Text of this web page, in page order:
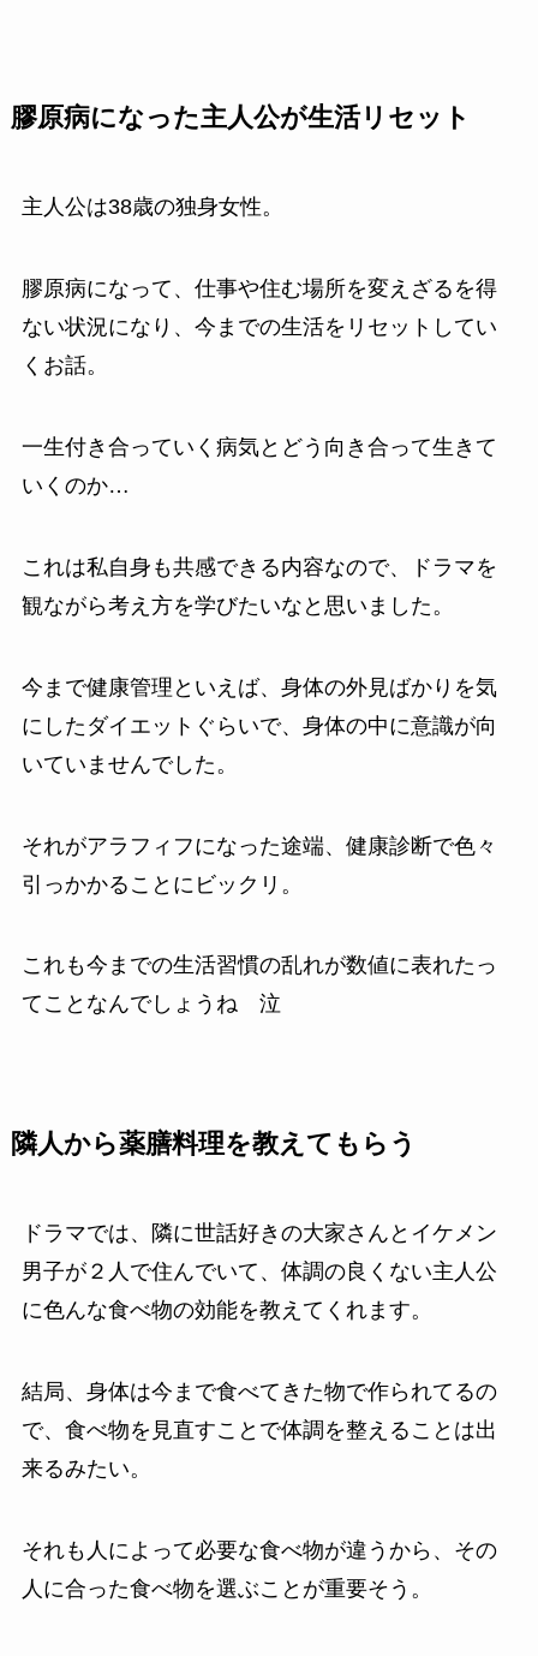
膠原病になった主人公が生活リセット
主人公は38歳の独身女性。
膠原病になって、仕事や住む場所を変えざるを得
ない状況になり、今までの生活をリセットしてい
くお話。
一生付き合っていく病気とどう向き合って生きて
いくのか…
これは私自身も共感できる内容なので、ドラマを
観ながら考え方を学びたいなと思いました。
今まで健康管理といえば、身体の外見ばかりを気
にしたダイエットぐらいで、身体の中に意識が向
いていませんでした。
それがアラフィフになった途端、健康診断で色々
引っかかることにビックリ。
これも今までの生活習慣の乱れが数値に表れたっ
てことなんでしょうね 泣
隣人から薬膳料理を教えてもらう
ドラマでは、隣に世話好きの大家さんとイケメン
男子が２人で住んでいて、体調の良くない主人公
に色んな食べ物の効能を教えてくれます。
結局、身体は今まで食べてきた物で作られてるの
で、食べ物を見直すことで体調を整えることは出
来るみたい。
それも人によって必要な食べ物が違うから、その
人に合った食べ物を選ぶことが重要そう。